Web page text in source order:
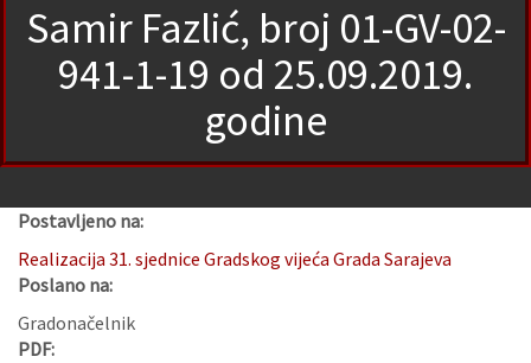
Samir Fazlić, broj 01-GV-02-
941-1-19 od 25.09.2019.
godine
Postavljeno na:
Realizacija 31. sjednice Gradskog vijeća Grada Sarajeva
Poslano na:
Gradonačelnik
PDF: